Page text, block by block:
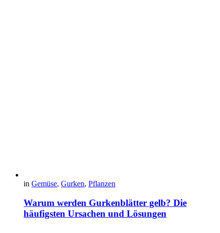
in Gemüse, Gurken, Pflanzen
Warum werden Gurkenblätter gelb? Die
häufigsten Ursachen und Lösungen